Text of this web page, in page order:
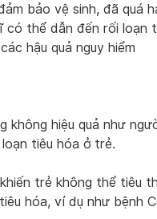
bảo vệ sinh, đã quá
thể dẫn đến rối loạn
hậu quả nguy hiểm
hiệu quả như
tiêu hóa ở trẻ.
trẻ không thể tiêu
hóa, ví dụ như bệnh